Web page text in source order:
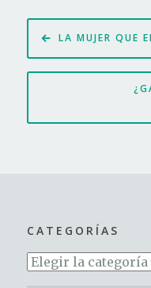
Navegación
de
entradas
LA MUJER QUE
CATEGORÍAS
Categorías